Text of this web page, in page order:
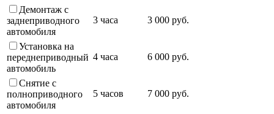
Демонтаж с
заднеприводного
автомобиля
3 часа 3 000 руб.
Установка на
переднеприводный
автомобиль
4 часа 6 000 руб.
Снятие с
полноприводного
автомобиля
5 часов 7 000 руб.